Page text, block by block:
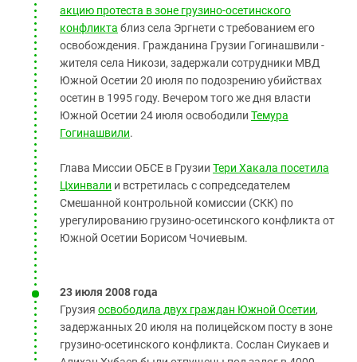
акцию протеста в зоне грузино-осетинского
конфликта близ села Эргнети с требованием его
освобождения. Гражданина Грузии Гогинашвили -
жителя села Никози, задержали сотрудники МВД
Южной Осетии 20 июля по подозрению убийствах
осетин в 1995 году. Вечером того же дня власти
Южной Осетии 24 июля освободили Темура
Гогинашвили.
Глава Миссии ОБСЕ в Грузии Тери Хакала посетила
Цхинвали и встретилась с сопредседателем
Смешанной контрольной комиссии (СКК) по
урегулированию грузино-осетинского конфликта от
Южной Осетии Борисом Чочиевым.
23 июля 2008 года
Грузия освободила двух граждан Южной Осетии,
задержанных 20 июля на полицейском посту в зоне
грузино-осетинского конфликта. Сослан Сиукаев и